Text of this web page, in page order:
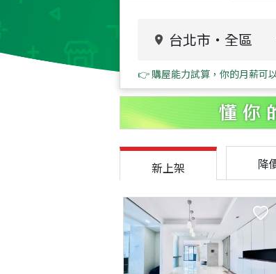
台北市 ・ 全區
👉 購屋能力試算，你的月薪可
新上架 降